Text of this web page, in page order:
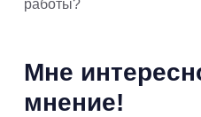
работы?
Мне
мнение!